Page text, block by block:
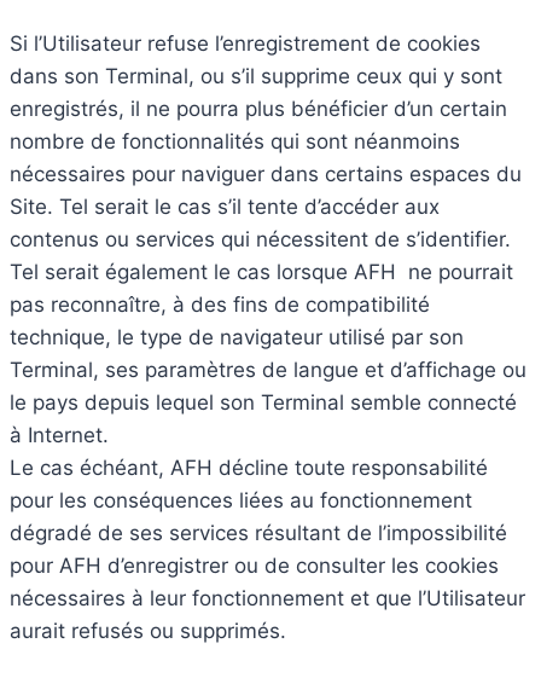
Si l’Utilisateur refuse l’enregistrement de cookies
dans son Terminal, ou s’il supprime ceux qui y sont
enregistrés, il ne pourra plus bénéficier d’un certain
nombre de fonctionnalités qui sont néanmoins
nécessaires pour naviguer dans certains espaces du
Site. Tel serait le cas s’il tente d’accéder aux
contenus ou services qui nécessitent de s’identifier.
Tel serait également le cas lorsque AFH ne pourrait
pas reconnaître, à des fins de compatibilité
technique, le type de navigateur utilisé par son
Terminal, ses paramètres de langue et d’affichage ou
le pays depuis lequel son Terminal semble connecté
à Internet.
Le cas échéant, AFH décline toute responsabilité
pour les conséquences liées au fonctionnement
dégradé de ses services résultant de l’impossibilité
pour AFH d’enregistrer ou de consulter les cookies
nécessaires à leur fonctionnement et que l’Utilisateur
aurait refusés ou supprimés.